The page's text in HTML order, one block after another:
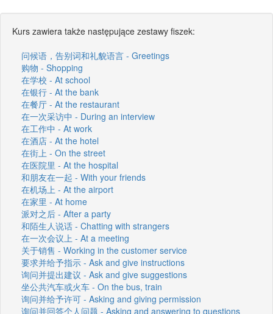
Kurs zawiera także następujące zestawy fiszek:
问候语，告别词和礼貌语言 - Greetings
购物 - Shopping
在学校 - At school
在银行 - At the bank
在餐厅 - At the restaurant
在一次采访中 - During an interview
在工作中 - At work
在酒店 - At the hotel
在街上 - On the street
在医院里 - At the hospital
和朋友在一起 - With your friends
在机场上 - At the airport
在家里 - At home
派对之后 - After a party
和陌生人说话 - Chatting with strangers
在一次会议上 - At a meeting
关于销售 - Working in the customer service
要求并给予指示 - Ask and give instructions
询问并提出建议 - Ask and give suggestions
坐公共汽车或火车 - On the bus, train
询问并给予许可 - Asking and giving permission
询问并回答个人问题 - Asking and answering to questions